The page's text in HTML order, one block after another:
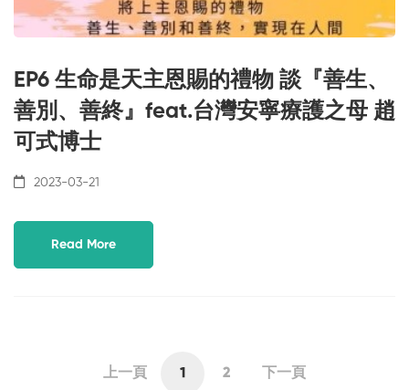
EP6 生命是天主恩賜的禮物 談『善生、
善別、善終』feat.台灣安寧療護之母 趙
可式博士
2023-03-21
Read More
上一頁 1 2 下一頁